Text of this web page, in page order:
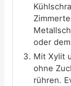
oder
Mit Xylit
ohne
rühren.